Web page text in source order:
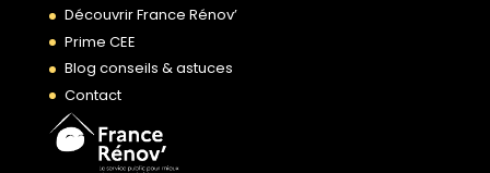
Découvrir France Rénov’
Prime CEE
Blog conseils & astuces
Contact